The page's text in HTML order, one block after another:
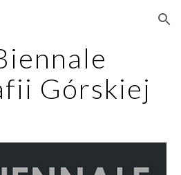
Skip to navigation
Górskiej